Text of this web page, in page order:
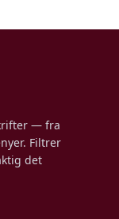
— fra
Filtrer
det